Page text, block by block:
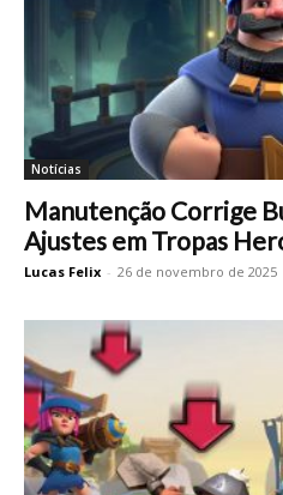
Notícias
Manutenção Corrige
Ajustes em Tropas
Lucas Felix - 26 de novembro de 2025